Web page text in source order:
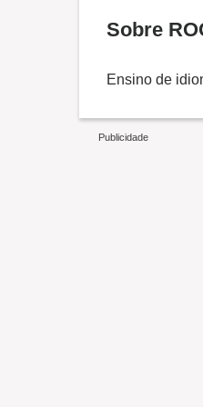
Sobre
Ensino de